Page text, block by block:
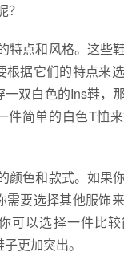
特点和风格。这些
根据它们的特点来
双白色的Ins鞋，
件简单的白色T恤
颜色和款式。如果
需要选择其他服饰
可以选择一件比
更加突出。